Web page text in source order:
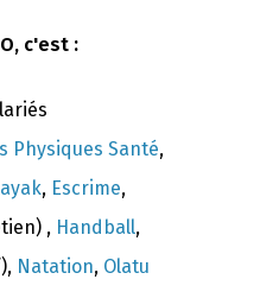
c'est :
Physiques Santé,
, Escrime,
, Handball,
Natation, Olatu